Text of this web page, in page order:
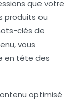
que votre
produits ou
clés de
vous
en tête des
optimisé